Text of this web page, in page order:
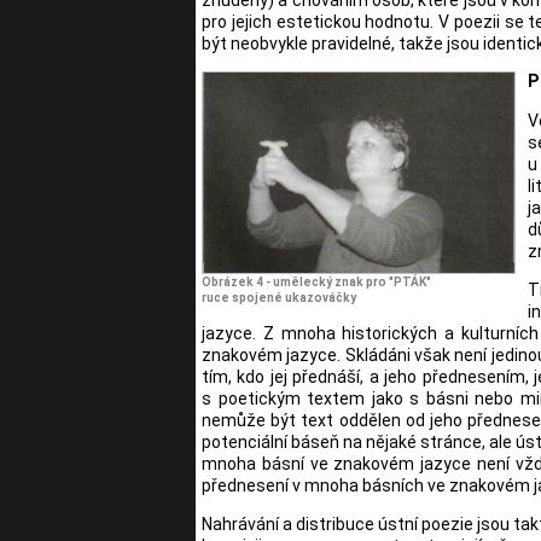
pro jejich estetickou hodnotu. V poezii se
být neobvykle pravidelné, takže jsou
Obrázek 4 - umělecký znak pro "PTÁK"
ruce spojené ukazováčky
u
jazyce. Z mnoha historických a
znakovém jazyce. Skládáni však není
tím, kdo jej přednáší, a jeho
s poetickým textem jako s básni nebo
nemůže být text oddělen od jeho
potenciální báseň na nějaké stránce, ale
mnoha básní ve znakovém jazyce není
přednesení v mnoha básních ve
Nahrávání a distribuce ústní poezie jsou